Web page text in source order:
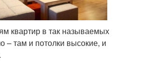
квартир в так называемых
– там и потолки высокие, и